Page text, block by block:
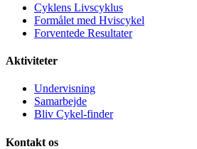
Cyklens Livscyklus
Formålet med Hviscykel
Forventede Resultater
Aktiviteter
Undervisning
Samarbejde
Bliv Cykel-finder
Kontakt os